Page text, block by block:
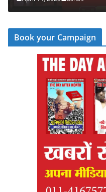
Book your Campaign